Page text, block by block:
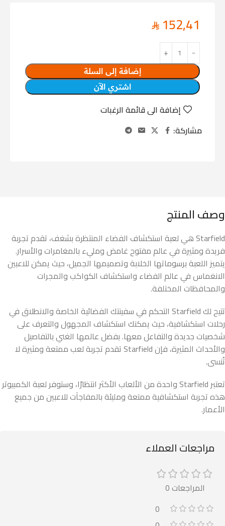
152,41
إضافة إلى السلة
اشتري الآن
إضافة الى قائمة الرغبات
مشاركة:
وصف المنتج
Starfield هي لعبة استكشاف الفضاء المنتظرة بشغف، تقدم تجربة
فريدة ومثيرة في عالم مفتوح غامض ومليء بالمغامرات والأسرار.
يتميز اللعبة برسوماتها الخلابة وتصميمها الجميل، حيث يمكن للاعبين
الانغماس في عالم الفضاء واستكشاف الكواكب والمجرات
والمحافظات المختلفة.
تتيح لك Starfield التحكم في سفينتك الفضائية الخاصة والانطلاق في
رحلات استكشافية، حيث يمكنك استكشاف المجهول والتعرف على
شخصيات جديدة والتفاعل معها. بفضل عالمها الغني بالتفاصيل
والأحداث المثيرة، فإن Starfield تقدم تجربة لعب ممتعة ومثيرة لا
تُنسى.
تعتبر Starfield واحدة من الألعاب الأكثر انتظارًا، وستوفر لعبة الكمبيوتر
هذه تجربة استكشافية ممتعة ومليئة بالمفاجآت للاعبين من جميع
الأعمار.
مراجعات العملاء
المراجعات 0
0